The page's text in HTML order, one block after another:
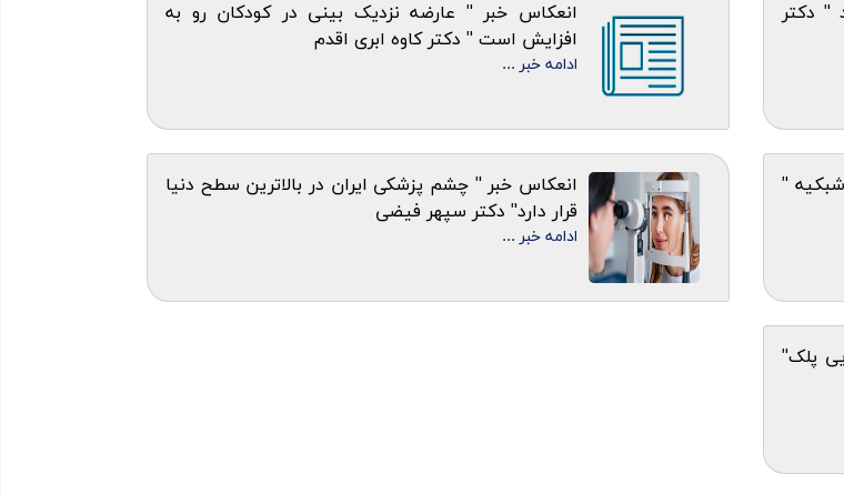
" دکتر
"
پلک"
انعکاس خبر " عارضه نزدیک بینی در کودکان رو به
افزایش است " دکتر کاوه ابری اقدم
ادامه خبر ...
انعکاس خبر " چشم پزشکی ایران در بالاترین سطح دنیا
قرار دارد" دکتر سپهر فیضی
ادامه خبر ...